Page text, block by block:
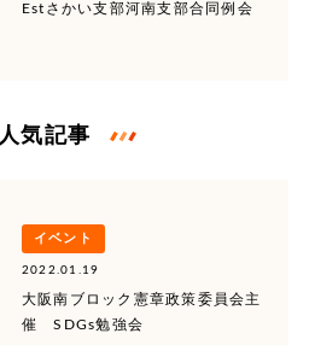
Estさかい支部河南支部合同例会
人気記事
イベント
2022.01.19
大阪南ブロック憲章政策委員会主
催 SDGs勉強会